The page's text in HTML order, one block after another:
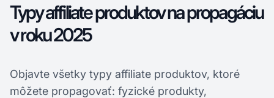
Typy affiliate produktov na propagáciu
v roku 2025
Objavte všetky typy affiliate produktov, ktoré
môžete propagovať: fyzické produkty,